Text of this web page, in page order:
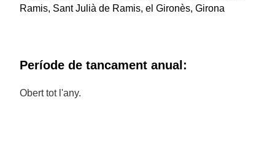
Ramis, Sant Julià de Ramis, el Gironès, Girona
Període de tancament anual:
Obert tot l'any.